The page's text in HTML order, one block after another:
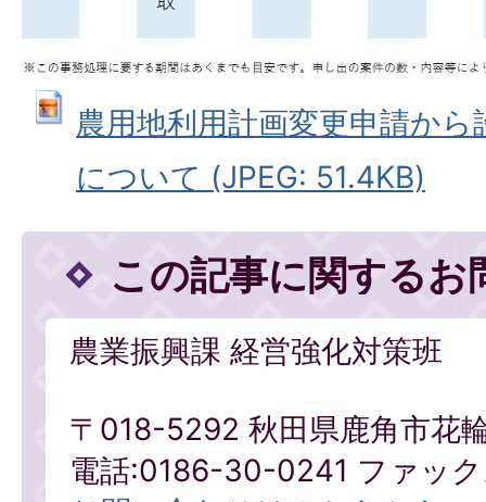
農用地利用計画変更申請か
について (JPEG: 51.4KB)
この記事に関するお
農業振興課 経営強化対策班
〒018-5292 秋田県鹿角市花
電話:0186-30-0241 ファッ